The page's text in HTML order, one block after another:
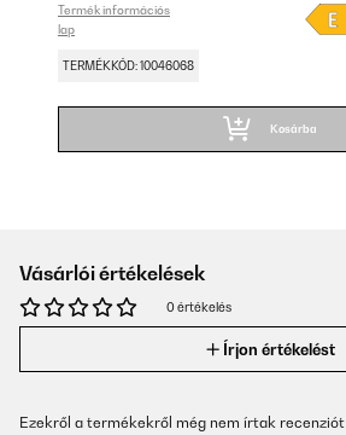
Termék információs
lap
TERMÉKKÓD: 10046068
Kosárba
Vásárlói értékelések
0 értékelés
Írjon értékelést
Ezekről a termékekről még nem írtak recenziót